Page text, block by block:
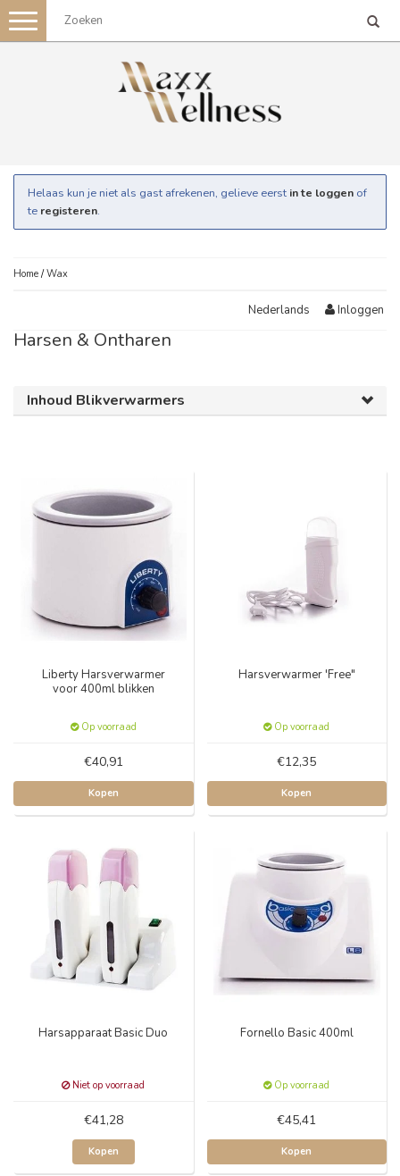
Toggle
navigation
Helaas kun je niet als gast afrekenen, gelieve eerst in te loggen of
te registeren.
Home /Wax
Nederlands Inloggen
Harsen & Ontharen
Inhoud Blikverwarmers
Liberty Harsverwarmer
voor 400ml blikken
Op voorraad
€40,91
Kopen
Harsverwarmer 'Free"
Op voorraad
€12,35
Kopen
Harsapparaat Basic Duo
Niet op voorraad
€41,28
Kopen
Fornello Basic 400ml
Op voorraad
€45,41
Kopen